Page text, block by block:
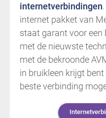
internetverbindingen
internet pakket van
staat garant voor
met de nieuwste
met de bekroonde
in bruikleen krijgt
beste verbinding